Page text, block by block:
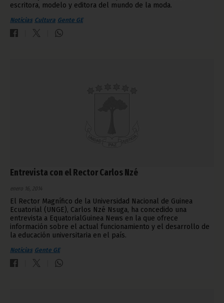
escritora, modelo y editora del mundo de la moda.
Noticias Cultura Gente GE
Entrevista con el Rector Carlos Nzé
enero 16, 2014
El Rector Magnífico de la Universidad Nacional de Guinea
Ecuatorial (UNGE), Carlos Nzé Nsuga, ha concedido una
entrevista a EquatorialGuinea News en la que ofrece
información sobre el actual funcionamiento y el desarrollo de
la educación universitaria en el país.
Noticias Gente GE